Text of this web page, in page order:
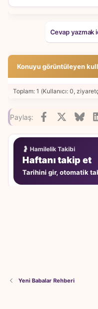
Cevap yazmak
Konuyu görüntüleyen
Toplam: 1 (Kullanıcı: 0,
Paylaş: Facebook
🤰 Hamilelik Takibi
Haftanı takip et
Tarihini gir, otomatik
Yeni Babalar Rehberi